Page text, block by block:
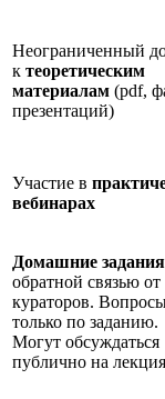
Неограниченный
к теоретическим
материалам (pdf,
презентаций)
Участие в
вебинарах
Домашние задания
обратной связью от
кураторов.
только по заданию.
Могут обсуждаться
публично на